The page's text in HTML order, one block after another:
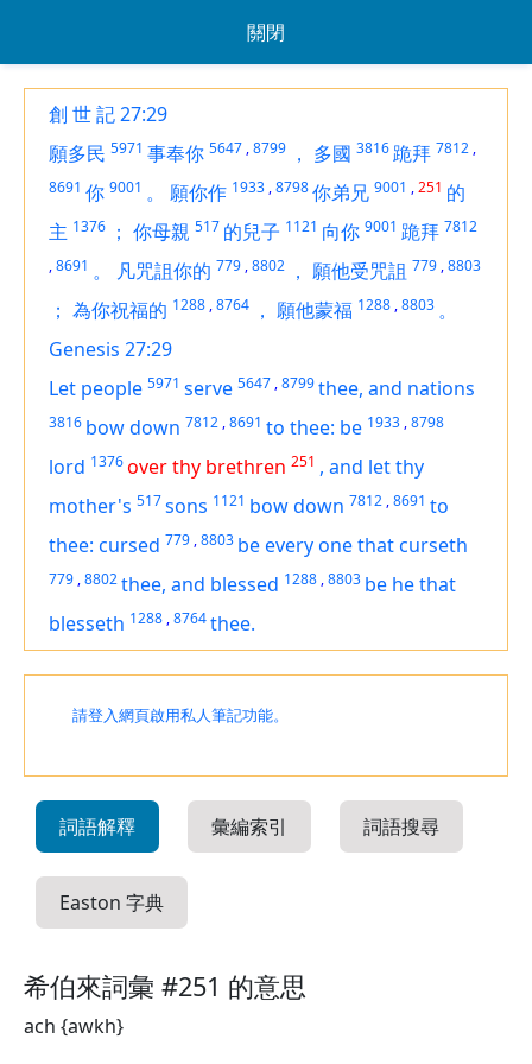
關閉
創 世 記 27:29
願多民 5971 事奉你 5647 ,8799 ， 多國 3816跪拜 7812 ,
8691 你 9001 。 願你作 1933 ,8798你弟兄 9001 ,251 的
主 1376 ； 你母親 517 的兒子 1121 向你 9001 跪拜 7812
,8691 。 凡咒詛你的 779 ,8802 ， 願他受咒詛 779 ,8803
； 為你祝福的 1288 ,8764 ， 願他蒙福 1288 ,8803 。
Genesis 27:29
Let people 5971 serve 5647 ,8799thee, and nations
3816 bow down 7812 ,8691 to thee: be 1933 ,8798
lord 1376over thy brethren 251 , and let thy
mother's 517sons 1121 bow down 7812 ,8691 to
thee: cursed 779 ,8803 beevery one that curseth
779 ,8802thee, and blessed 1288 ,8803 be he that
blesseth 1288 ,8764thee.
請登入網頁啟用私人筆記功能。
詞語解釋 彙編索引 詞語搜尋
Easton 字典
希伯來詞彙 #251 的意思
ach {awkh}